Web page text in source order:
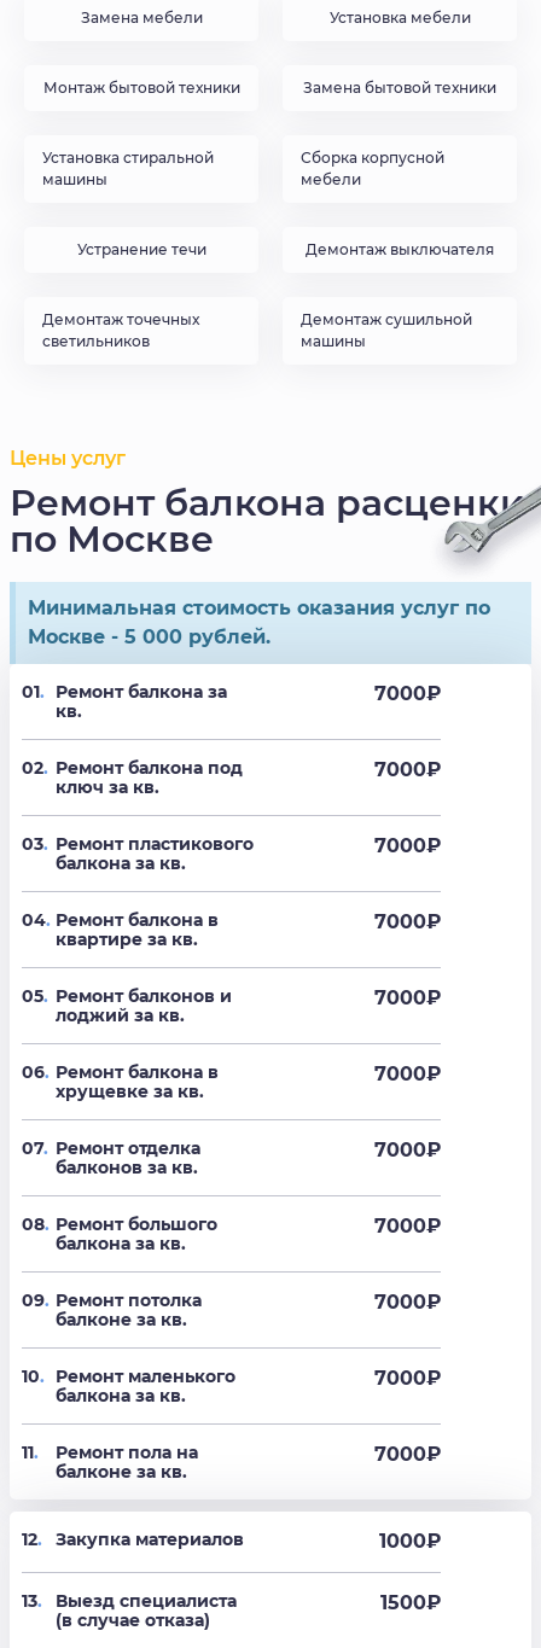
Замена мебели Установка мебели
Монтаж бытовой техники Замена бытовой техники
Установка стиральной
машины
Сборка корпусной
мебели
Устранение течи Демонтаж выключателя
Демонтаж точечных
светильников
Демонтаж сушильной
машины
Цены услуг
Ремонт балкона расценки
по Москве
Минимальная стоимость оказания услуг по
Москве - 5 000 рублей.
01.
Ремонт балкона за
кв.
7000₽
02. Ремонт балкона под
ключ за кв.
7000₽
03. Ремонт пластикового
балкона за кв.
7000₽
04. Ремонт балкона в
квартире за кв.
7000₽
05. Ремонт балконов и
лоджий за кв.
7000₽
06. Ремонт балкона в
хрущевке за кв.
7000₽
07. Ремонт отделка
балконов за кв.
7000₽
08. Ремонт большого
балкона за кв.
7000₽
09. Ремонт потолка
балконе за кв.
7000₽
10.
Ремонт маленького
балкона за кв.
7000₽
11.
Ремонт пола на
балконе за кв.
7000₽
12. Закупка материалов 1000₽
13.
Выезд специалиста
(в случае отказа)
1500₽